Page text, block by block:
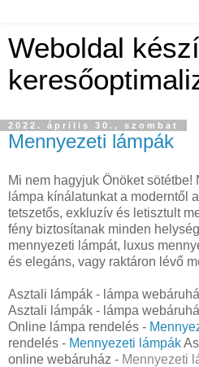
Weboldal
2022. április 30., szombat
Mennyezeti lámpák
Mi nem hagyjuk Önöket sötétbe!
lámpa kínálatunkat a moderntől
tetszetős, exkluzív és letisztult
fény biztosítanak minden
mennyezeti lámpát, luxus
és elegáns, vagy raktáron lévő
Asztali lámpák - lámpa
Asztali lámpák - lámpa
Online lámpa rendelés -
rendelés - Mennyezeti lámpák
online webáruház - Mennyezeti